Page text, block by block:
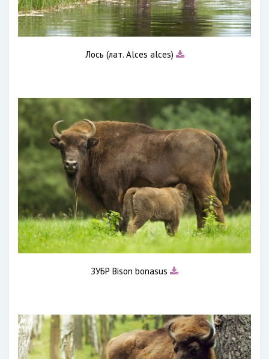
Лось (лат. Alces alces)
ЗУБР Bison bonasus